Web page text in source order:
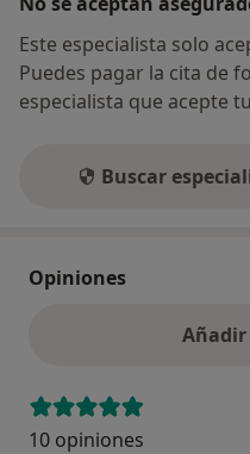
Este especialista solo
Puedes pagar la cita de
especialista que acepte
Buscar
Opiniones
10 opiniones